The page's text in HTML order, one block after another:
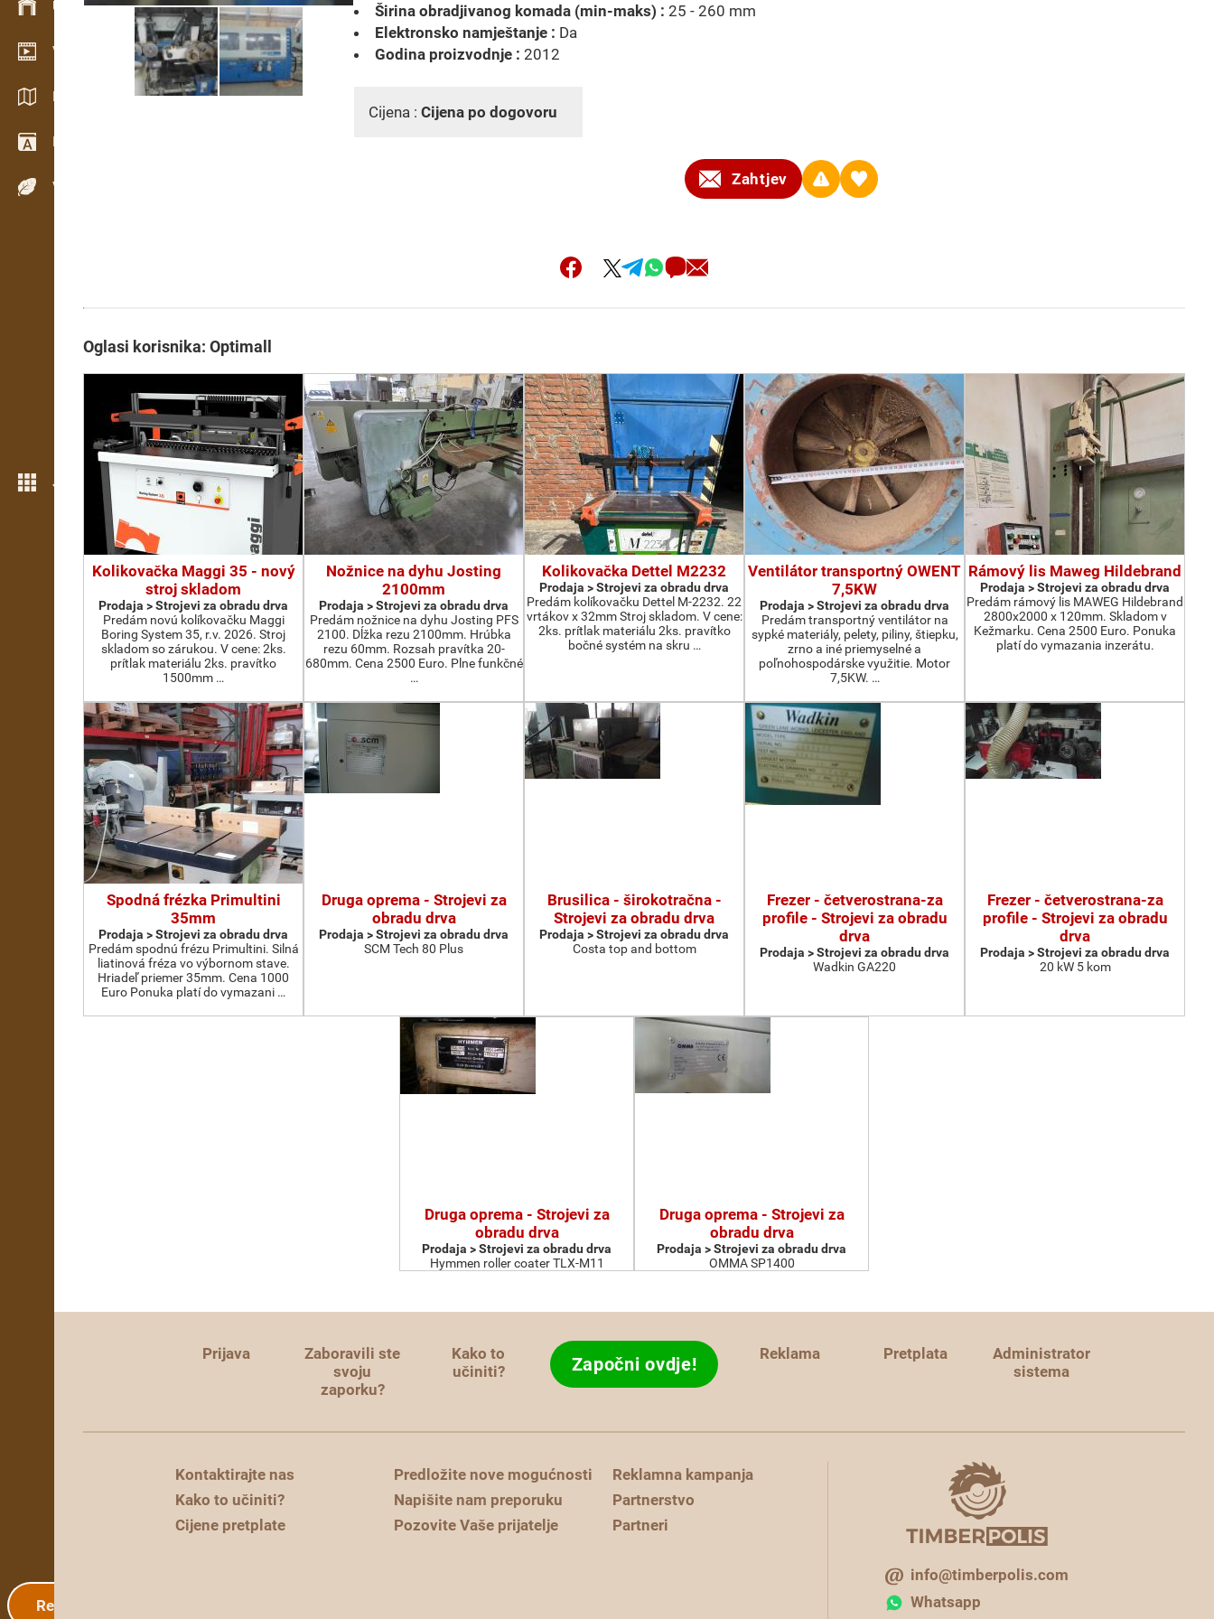
Upravljanje zalihama
Video showroom
Katalozi / Brošure
Rječnik
Vrste drva
Još opcija
Registracija
Širina obradjivanog komada (min-maks) : 25 - 260 mm
Elektronsko namještanje : Da
Godina proizvodnje : 2012
Cijena : Cijena po dogovoru
Zahtjev
Oglasi korisnika: Optimall
Kolikovačka Maggi 35 - nový
stroj skladom
Prodaja > Strojevi za obradu drva
Predám novú kolíkovačku Maggi
Boring System 35, r.v. 2026. Stroj
skladom so zárukou. V cene: 2ks.
prítlak materiálu 2ks. pravítko
1500mm …
Nožnice na dyhu Josting
2100mm
Prodaja > Strojevi za obradu drva
Predám nožnice na dyhu Josting PFS
2100. Dĺžka rezu 2100mm. Hrúbka
rezu 60mm. Rozsah pravítka 20-
680mm. Cena 2500 Euro. Plne funkčné
…
Kolikovačka Dettel M2232
Prodaja > Strojevi za obradu drva
Predám kolíkovačku Dettel M-2232. 22
vrtákov x 32mm Stroj skladom. V cene:
2ks. prítlak materiálu 2ks. pravítko
bočné systém na skru …
Ventilátor transportný OWENT
7,5KW
Prodaja > Strojevi za obradu drva
Predám transportný ventilátor na
sypké materiály, pelety, piliny, štiepku,
zrno a iné priemyselné a
poľnohospodárske využitie. Motor
7,5KW. …
Rámový lis Maweg Hildebrand
Prodaja > Strojevi za obradu drva
Predám rámový lis MAWEG Hildebrand
2800x2000 x 120mm. Skladom v
Kežmarku. Cena 2500 Euro. Ponuka
platí do vymazania inzerátu.
Spodná frézka Primultini
35mm
Prodaja > Strojevi za obradu drva
Predám spodnú frézu Primultini. Silná
liatinová fréza vo výbornom stave.
Hriadeľ priemer 35mm. Cena 1000
Euro Ponuka platí do vymazani …
Druga oprema - Strojevi za
obradu drva
Prodaja > Strojevi za obradu drva
SCM Tech 80 Plus
Brusilica - širokotračna -
Strojevi za obradu drva
Prodaja > Strojevi za obradu drva
Costa top and bottom
Frezer - četverostrana-za
profile - Strojevi za obradu
drva
Prodaja > Strojevi za obradu drva
Wadkin GA220
Frezer - četverostrana-za
profile - Strojevi za obradu
drva
Prodaja > Strojevi za obradu drva
20 kW 5 kom
Druga oprema - Strojevi za
obradu drva
Prodaja > Strojevi za obradu drva
Hymmen roller coater TLX-M11
Druga oprema - Strojevi za
obradu drva
Prodaja > Strojevi za obradu drva
OMMA SP1400
Prijava
Zaboravili ste
svoju
zaporku?
Kako to
učiniti?
Započni ovdje! Reklama Pretplata
Administrator
sistema
Kontaktirajte nas
Kako to učiniti?
Cijene pretplate
Predložite nove mogućnosti
Napišite nam preporuku
Pozovite Vaše prijatelje
Reklamna kampanja
Partnerstvo
Partneri
info@timberpolis.com
Whatsapp